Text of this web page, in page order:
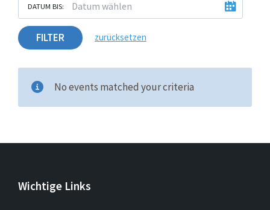
DATUM BIS:
FILTER zurücksetzen
No events matched your criteria
Wichtige Links